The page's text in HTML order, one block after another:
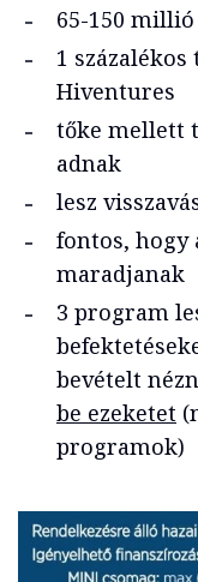
65-150
1
Hiventures
tőke mellett
adnak
lesz
fontos, hogy
maradjanak
3 program
bevételt
be ezeketet
programok)